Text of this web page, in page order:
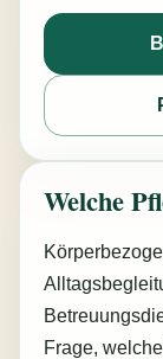
Welche
Frage,